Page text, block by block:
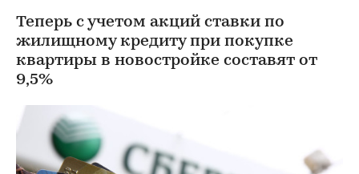
Теперь с учетом акций ставки по
жилищному кредиту при покупке
квартиры в новостройке составят от
9,5%